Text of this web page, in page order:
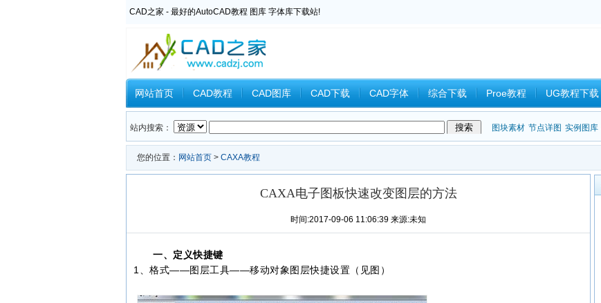
CAD之家 - 最好的AutoCAD教程 图库 字体库下载站!
网站首页 CAD教程 CAD图库 CAD下载 CAD字体 综合下载 Proe教程 UG教程下载
Inventor教程 Ansys教程 CAXA教程 中望CAD Catia教程 CAD习题 CAM CAD2008
站内搜索： 图块素材 节点详图 实例图库
您的位置： 网站首页 > CAXA教程
CAXA电子图板快速改变图层的方法
时间:2017-09-06 11:06:39 来源:未知
一、定义快捷键
1、格式——图层工具——移动对象图层快捷设置（见图）